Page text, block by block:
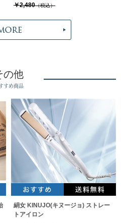
￥2,480（税込）
の他
すめ商品
絹女 KINUJO(キヌージョ) ストレー
トアイロン